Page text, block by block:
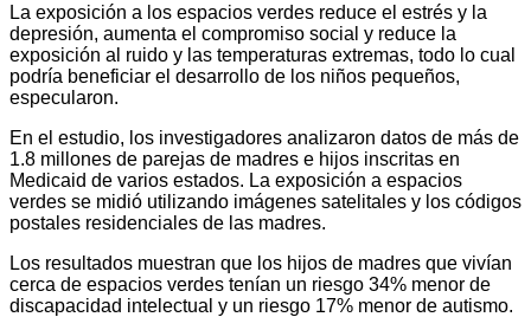
La exposición a los espacios verdes reduce el estrés y la
depresión, aumenta el compromiso social y reduce la
exposición al ruido y las temperaturas extremas, todo lo cual
podría beneficiar el desarrollo de los niños pequeños,
especularon.
En el estudio, los investigadores analizaron datos de más de
1.8 millones de parejas de madres e hijos inscritas en
Medicaid de varios estados. La exposición a espacios
verdes se midió utilizando imágenes satelitales y los códigos
postales residenciales de las madres.
Los resultados muestran que los hijos de madres que vivían
cerca de espacios verdes tenían un riesgo 34% menor de
discapacidad intelectual y un riesgo 17% menor de autismo.